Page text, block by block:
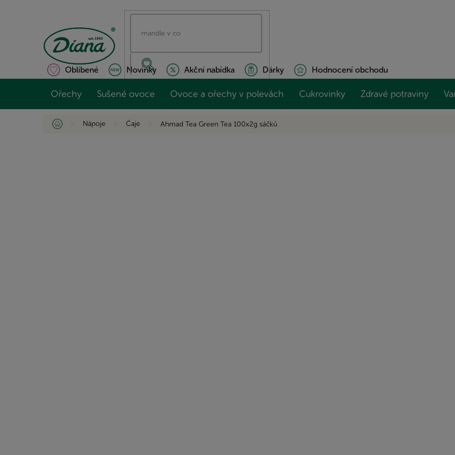
Oblíbené Novinky Akční nabídka Dárky Hodnocení obchodu
Ořechy Sušené ovoce Ovoce a ořechy v polevách Cukrovinky Zdravé potraviny
Domů Nápoje Čaje Ahmad Tea Green Tea 100x2g sáčků